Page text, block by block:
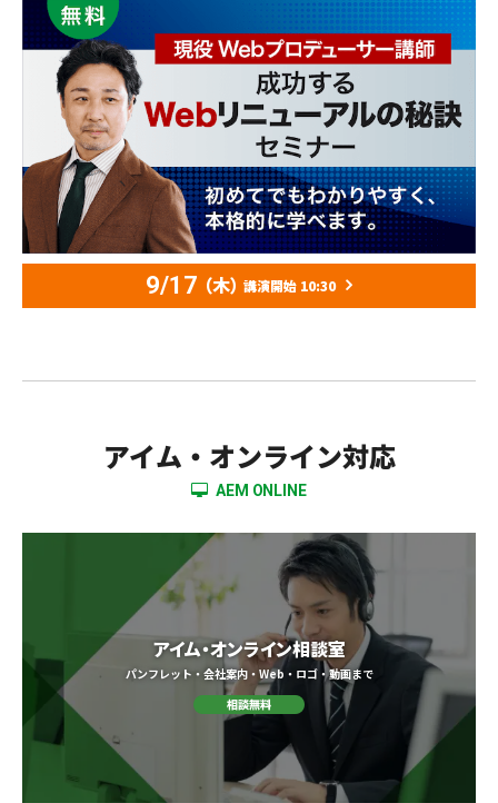
9/17 （木） 講演開始 10:30
アイム・オンライン対応
AEM ONLINE
アイム・オンライン相談室
パンフレット・会社案内・Web・ロゴ・動画まで